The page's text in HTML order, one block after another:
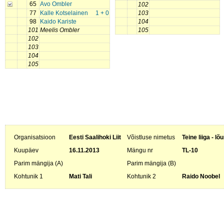
65 Avo Ombler
77
1 + 0
Kalle Kotselainen
98
Kaido Kariste
101 Meelis Ombler
102
103
104
105
102
103
104
105
Organisatsioon Eesti Saalihoki Liit Võistluse nimetus
Teine liiga -
Kuupäev
16.11.2013 Mängu nr
TL-10
Parim mängija (A)
Parim mängija (B)
Kohtunik 1
Mati Tali Kohtunik 2 Raido Noobel